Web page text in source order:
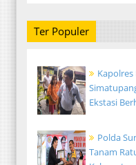
Ter Populer
Kapolres
Ekstasi
Polda
Tanam